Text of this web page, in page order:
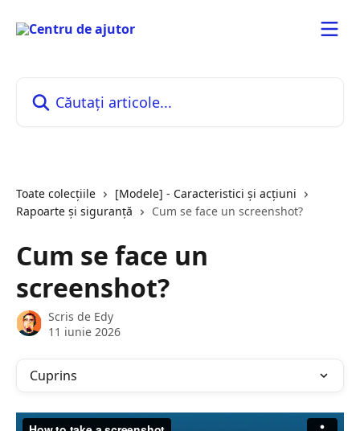
Toate colecțiile
[Modele] - Caracteristici și acțiuni
Rapoarte și siguranță
Cum se face un screenshot?
Cum se face un
screenshot?
Scris de Edy
11 iunie 2026
Cuprins